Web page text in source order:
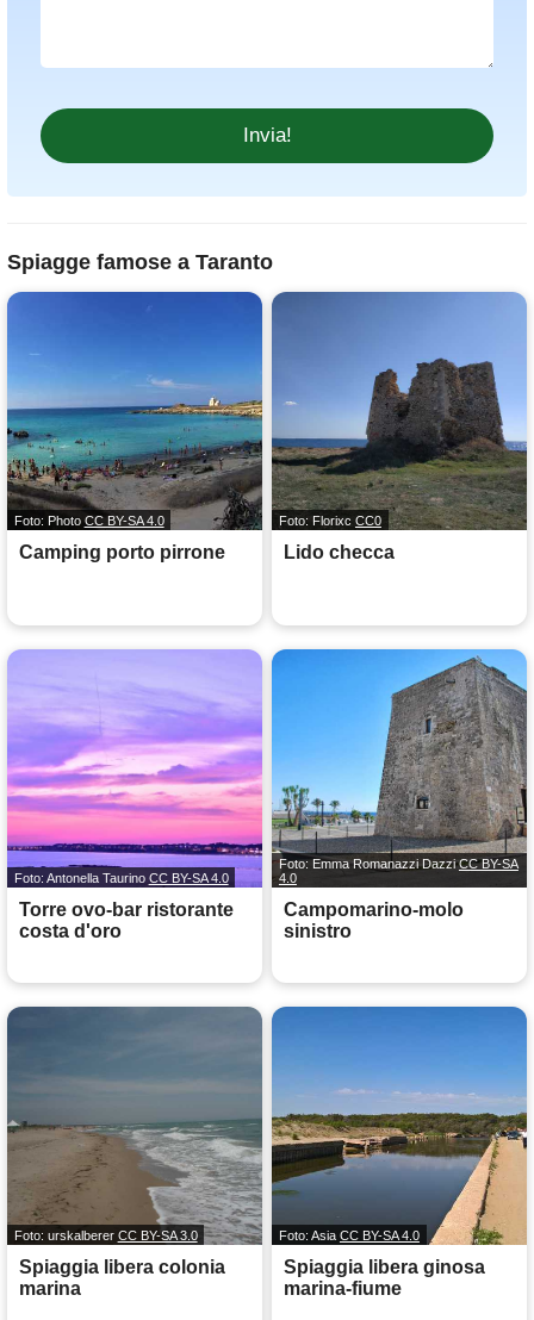
Spiagge famose a Taranto
Foto: Photo CC BY-SA 4.0
Camping porto pirrone
Foto: Florixc CC0
Lido checca
Foto: Antonella Taurino CC BY-SA 4.0
Torre ovo-bar ristorante
costa d'oro
Foto: Emma Romanazzi DazziCC BY-SA
4.0
Campomarino-molo
sinistro
Foto: urskalberer CC BY-SA 3.0
Spiaggia libera colonia
marina
Foto: Asia CC BY-SA 4.0
Spiaggia libera ginosa
marina-fiume